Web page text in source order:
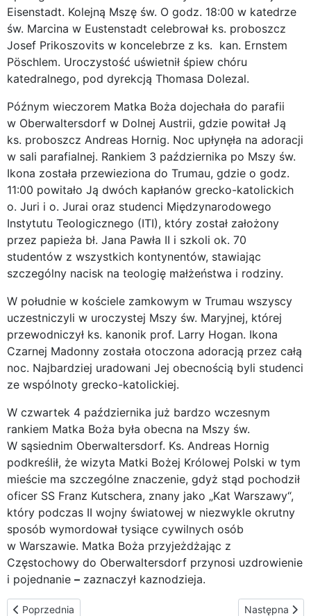
Eisenstadt. Kolejną Mszę św. O godz. 18:00 w katedrze
św. Marcina w Eustenstadt celebrował ks. proboszcz
Josef Prikoszovits w koncelebrze z ks. kan. Ernstem
Pöschlem. Uroczystość uświetnił śpiew chóru
katedralnego, pod dyrekcją Thomasa Dolezal.
Późnym wieczorem Matka Boża dojechała do parafii
w Oberwaltersdorf w Dolnej Austrii, gdzie powitał Ją
ks. proboszcz Andreas Hornig. Noc upłynęła na adoracji
w sali parafialnej. Rankiem 3 października po Mszy św.
Ikona została przewieziona do Trumau, gdzie o godz.
11:00 powitało Ją dwóch kapłanów grecko-katolickich
o. Juri i o. Jurai oraz studenci Międzynarodowego
Instytutu Teologicznego (ITI), który został założony
przez papieża bł. Jana Pawła II i szkoli ok. 70
studentów z wszystkich kontynentów, stawiając
szczególny nacisk na teologię małżeństwa i rodziny.
W południe w kościele zamkowym w Trumau wszyscy
uczestniczyli w uroczystej Mszy św. Maryjnej, której
przewodniczył ks. kanonik prof. Larry Hogan. Ikona
Czarnej Madonny została otoczona adoracją przez całą
noc. Najbardziej uradowani Jej obecnością byli studenci
ze wspólnoty grecko-katolickiej.
W czwartek 4 października już bardzo wczesnym
rankiem Matka Boża była obecna na Mszy św.
W sąsiednim Oberwaltersdorf. Ks. Andreas Hornig
podkreślił, że wizyta Matki Bożej Królowej Polski w tym
mieście ma szczególne znaczenie, gdyż stąd pochodził
oficer SS Franz Kutschera, znany jako „Kat Warszawy“,
który podczas II wojny światowej w niezwykle okrutny
sposób wymordował tysiące cywilnych osób
w Warszawie. Matka Boża przyjeżdżając z
Częstochowy do Oberwaltersdorf przynosi uzdrowienie
i pojednanie – zaznaczył kaznodzieja.
Poprzednia strona: „Oto Matka Twoja” – VI. Światowy Kongres
Poprzednia Następna
Następna